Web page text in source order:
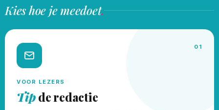
Kies hoe je meedoet.
01
VOOR LEZERS
Tipde redactie